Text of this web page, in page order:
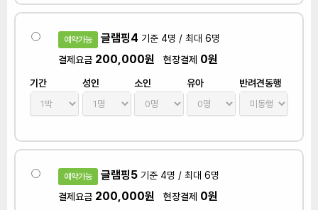
예약가능 글램핑4 기준 4명 / 최대 6명
결제요금 200,000원 현장결제 0원
기간 성인 소인 유아 반려견동행
예약가능 글램핑5 기준 4명 / 최대 6명
결제요금 200,000원 현장결제 0원